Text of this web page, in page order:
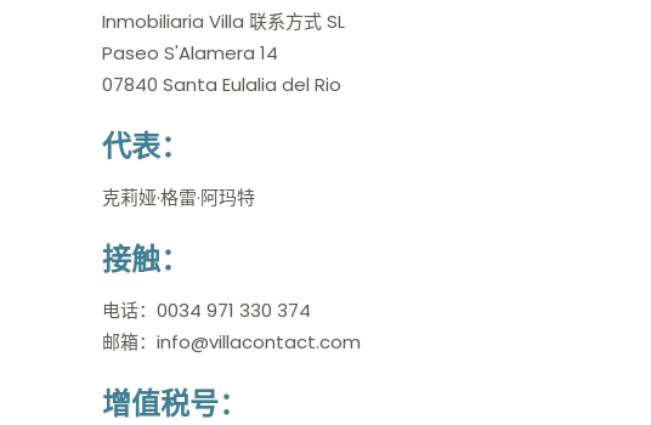
Inmobiliaria Villa 联系方式 SL
Paseo S'Alamera 14
07840 Santa Eulalia del Rio
代表：
克莉娅·格雷·阿玛特
接触：
电话：0034 971 330 374
邮箱：info@villacontact.com
增值税号：